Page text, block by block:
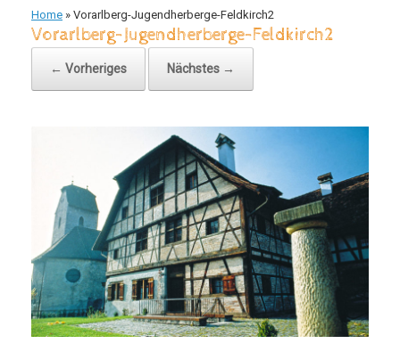
Home » Vorarlberg-Jugendherberge-Feldkirch2
Vorarlberg-Jugendherberge-Feldkirch2
← Vorheriges Nächstes →